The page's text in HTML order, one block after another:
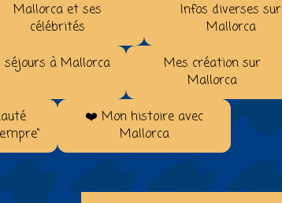
Mallorca et ses
célébrités
Infos diverses sur
Mallorca
séjours à Mallorca
Mes création sur
Mallorca
❤️ Mon histoire avec
Mallorca